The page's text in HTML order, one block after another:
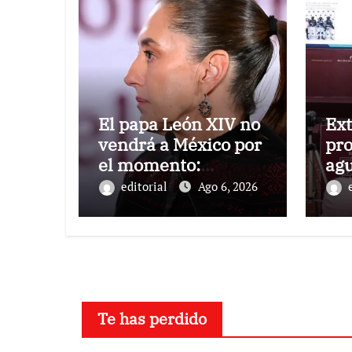
El papa León XIV no
vendrá a México por
el momento:
Sheinbaum
editorial Ago 6, 2026
Te has perdido